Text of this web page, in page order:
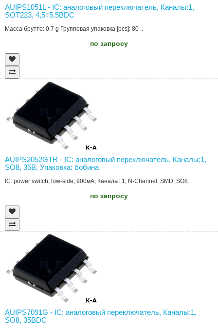
AUIPS1051L - IC: аналоговый переключатель, Каналы:1,
SOT223, 4,5÷5,5ВDC
Масса брутто: 0.7 g Групповая упаковка [pcs]: 80 ..
по запросу
AUIPS2052GTR - IC: аналоговый переключатель, Каналы:1,
SO8, 35В, Упаковка: бобина
IC: power switch; low-side; 900мА; Каналы: 1; N-Channel; SMD; SO8..
по запросу
AUIPS7091G - IC: аналоговый переключатель, Каналы:1,
SO8, 35ВDC